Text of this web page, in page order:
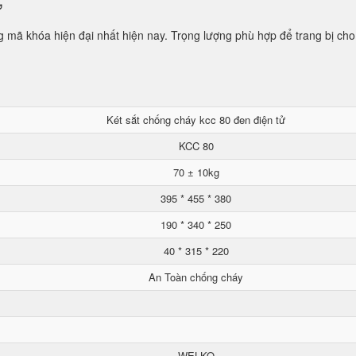
khóa hiện đại nhất hiện nay. Trọng lượng phù hợp để trang bị
Két sắt chống cháy kcc 80 đen điện tử
KCC 80
70 ± 10kg
395 * 455 * 380
190 * 340 * 250
40 * 315 * 220
An Toàn chống cháy